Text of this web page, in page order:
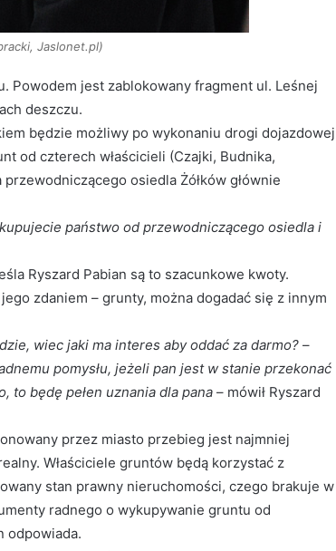
Jaslonet.pl)
Powodem jest zablokowany fragment ul. Leśnej
deszczu.
będzie możliwy po wykonaniu drogi dojazdowej
od czterech właścicieli (Czajki, Budnika,
przewodniczącego osiedla Żółków głównie
państwo od przewodniczącego osiedla i
Ryszard Pabian są to szacunkowe kwoty.
zdaniem – grunty, można dogadać się z innym
wiec jaki ma interes aby oddać za darmo? –
pomysłu, jeżeli pan jest w stanie przekonać
to będę pełen uznania dla pana – mówił Ryszard
przez miasto przebieg jest najmniej
Właściciele gruntów będą korzystać z
stan prawny nieruchomości, czego brakuje w
radnego o wykupywanie gruntu od
odpowiada.